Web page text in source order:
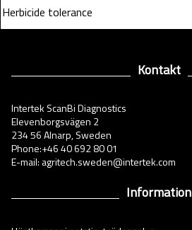
Herbicide tolerance
Kontakt
Intertek ScanBi Diagnostics
Elevenborgsvägen 2
234 56 Alnarp, Sweden
Phone:+46 40 692 80 01
E-mail: agritech.sweden@intertek.com
Information